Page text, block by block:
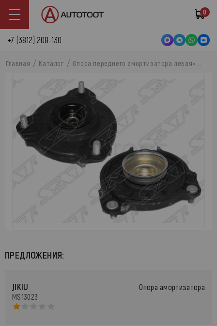
0
+7 (3812) 208-130
Главная Каталог Опора переднего амортизатора левая=...
ПРЕДЛОЖЕНИЯ:
JIKIU
MS13023
Опора амортизатора